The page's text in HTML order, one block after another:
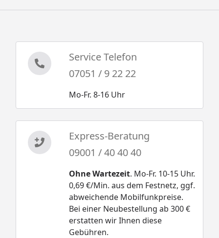
Service Telefon
07051 / 9 22 22
Mo-Fr. 8-16 Uhr
Express-Beratung
09001 / 40 40 40
Ohne Wartezeit. Mo-Fr. 10-15 Uhr.
0,69 €/Min. aus dem Festnetz, ggf.
abweichende Mobilfunkpreise.
Bei einer Neubestellung ab 300 €
erstatten wir Ihnen diese
Gebühren.